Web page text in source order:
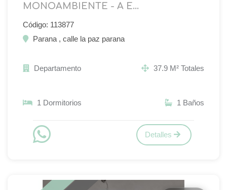
MONOAMBIENTE - A E...
Código: 113877
Parana , calle la paz parana
Departamento 37.9 M² Totales
1 Dormitorios 1 Baños
Detalles